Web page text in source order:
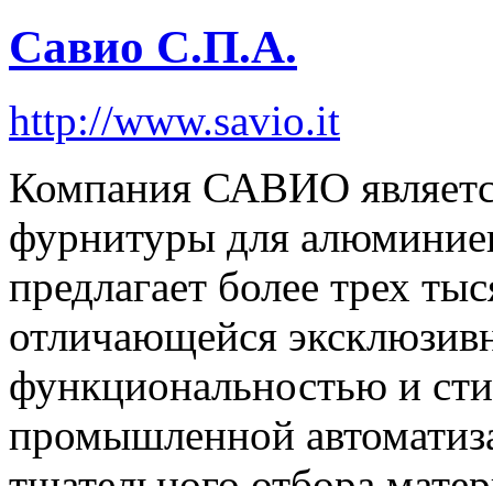
Савио С.П.А.
http://www.savio.it
Компания САВИО
фурнитуры для
предлагает более трех
отличающейся
функциональностью и
промышленной